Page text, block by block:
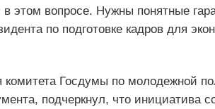
этом вопросе. Нужны понятные
по подготовке кадров для
комитета Госдумы по молодежной
подчеркнул, что инициатива